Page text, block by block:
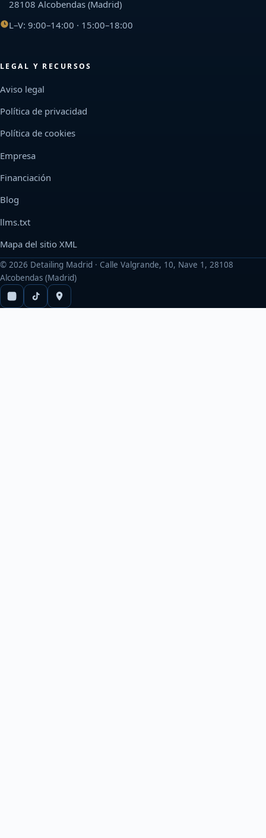
28108 Alcobendas (Madrid)
L–V: 9:00–14:00 · 15:00–18:00
LEGAL Y RECURSOS
Aviso legal
Política de privacidad
Política de cookies
Empresa
Financiación
Blog
llms.txt
Mapa del sitio XML
© 2026 Detailing Madrid · Calle Valgrande, 10, Nave 1, 28108
Alcobendas (Madrid)